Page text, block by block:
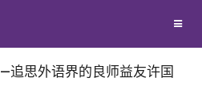
大校友会
划
平台
采
追思外语界的良师益友许国